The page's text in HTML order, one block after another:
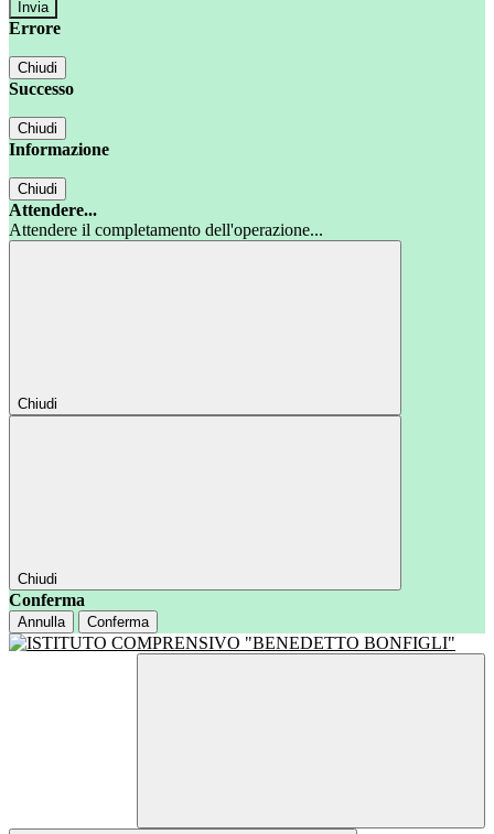
Errore
Chiudi
Successo
Chiudi
Informazione
Chiudi
Attendere...
Attendere il completamento dell'operazione...
Chiudi
Chiudi
Conferma
Annulla Conferma